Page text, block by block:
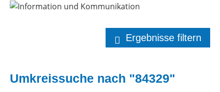
Ergebnisse filtern
Umkreissuche nach "84329"